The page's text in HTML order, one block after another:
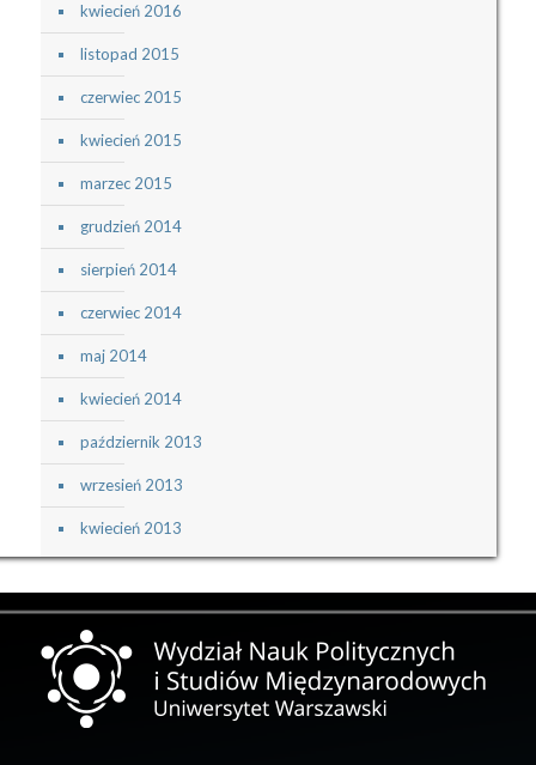
kwiecień 2016
listopad 2015
czerwiec 2015
kwiecień 2015
marzec 2015
grudzień 2014
sierpień 2014
czerwiec 2014
maj 2014
kwiecień 2014
październik 2013
wrzesień 2013
kwiecień 2013